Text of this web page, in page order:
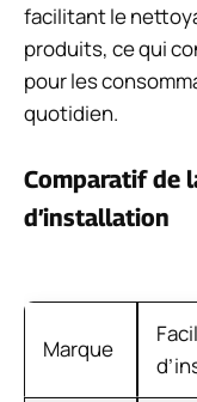
facilitant le
produits, ce qui
pour les
quotidien.
Comparatif de
d’installation
Marque